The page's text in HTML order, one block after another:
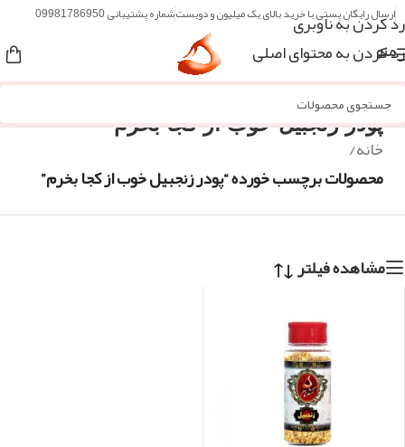
رد کردن به ناوبری
رد کردن به محتوای اصلی
ارسال رایگان پستی با خرید بالای یک میلیون و دویستشماره پشتیبانی 09981786950
منو
پودر زنجبیل خوب از کجا بخرم
خانه/
محصولات برچسب خورده “پودر زنجبیل خوب از کجا بخرم”
مشاهده فیلتر